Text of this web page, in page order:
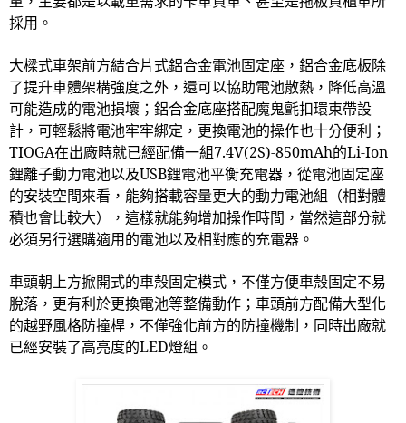
採用。
大樑式車架前方結合片式鋁合金電池固定座，鋁合金底板除
了提升車體架構強度之外，還可以協助電池散熱，降低高溫
可能造成的電池損壞；鋁合金底座搭配魔鬼氈扣環束帶設
計，可輕鬆將電池牢牢綁定，更換電池的操作也十分便利；
TIOGA在出廠時就已經配備一組7.4V(2S)-850mAh的Li-Ion
鋰離子動力電池以及USB鋰電池平衡充電器，從電池固定座
的安裝空間來看，能夠搭載容量更大的動力電池組（相對體
積也會比較大），這樣就能夠增加操作時間，當然這部分就
必須另行選購適用的電池以及相對應的充電器。
車頭朝上方掀開式的車殼固定模式，不僅方便車殼固定不易
脫落，更有利於更換電池等整備動作；車頭前方配備大型化
的越野風格防撞桿，不僅強化前方的防撞機制，同時出廠就
已經安裝了高亮度的LED燈組。